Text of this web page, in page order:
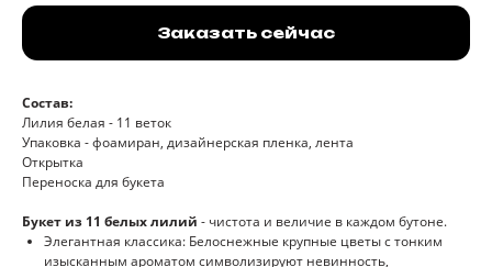
Заказать сейчас
Состав:
Лилия белая - 11 веток
Упаковка - фоамиран, дизайнерская пленка, лента
Открытка
Переноска для букета
Букет из 11 белых лилий - чистота и величие в каждом бутоне.
Элегантная классика: Белоснежные крупные цветы с тонким
изысканным ароматом символизируют невинность,